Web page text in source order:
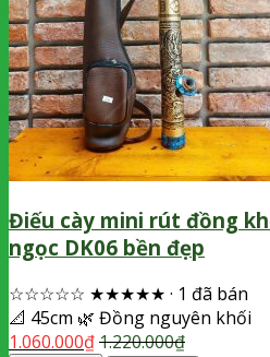
Điếu cày mini rút đồng
ngọc DK06 bền đẹp
☆☆☆☆☆ ★★★★★ · 1 đã bán
📐 45cm 🌿 Đồng nguyên khối
1.060.000₫1.220.000₫